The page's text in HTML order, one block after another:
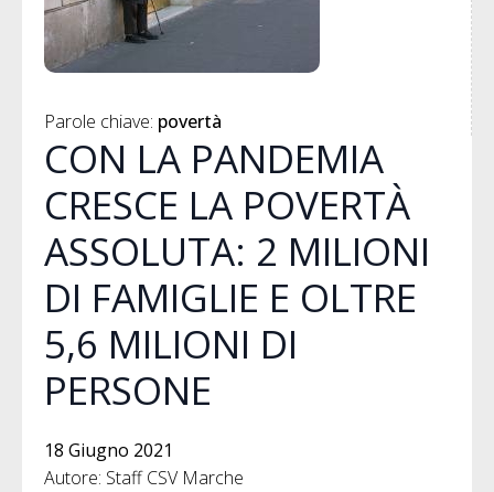
Parole chiave: povertà
CON LA PANDEMIA
CRESCE LA POVERTÀ
ASSOLUTA: 2 MILIONI
DI FAMIGLIE E OLTRE
5,6 MILIONI DI
PERSONE
18 Giugno 2021
Autore: Staff CSV Marche